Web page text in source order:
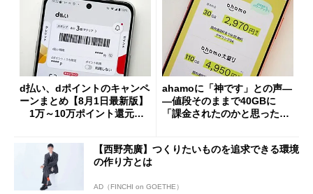
d払い、dポイントのキャンペ
ーンまとめ【8月1日最新版】
1万～10万ポイント還元の
ahamoに「神です」との声―
―値段そのままで40GBに
「課金されたのかと思った」
【西野亮廣】つくりたいものを追求できる環境
の作り方とは
AD（FINCHI on GOETHE）